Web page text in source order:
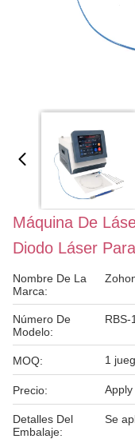
Máquina De
Diodo Láser
Nombre De La
Marca:
Número De
Modelo:
RBS-
MOQ: 1
Precio: Apply
Detalles Del
Embalaje:
Se